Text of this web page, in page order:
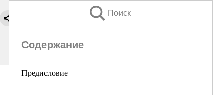
Поиск
Содержание
Предисловие